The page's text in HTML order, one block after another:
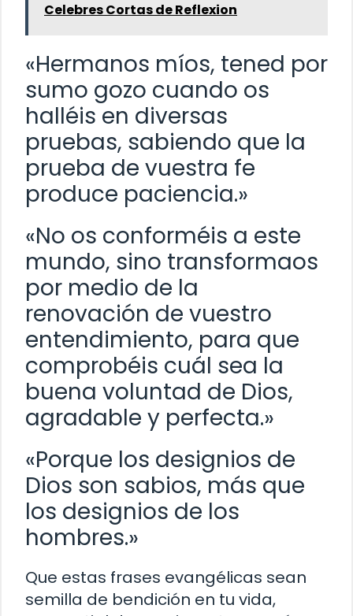
Celebres Cortas de Reflexion
«Hermanos míos, tened por
sumo gozo cuando os
halléis en diversas
pruebas, sabiendo que la
prueba de vuestra fe
produce paciencia.»
«No os conforméis a este
mundo, sino transformaos
por medio de la
renovación de vuestro
entendimiento, para que
comprobéis cuál sea la
buena voluntad de Dios,
agradable y perfecta.»
«Porque los designios de
Dios son sabios, más que
los designios de los
hombres.»
Que estas frases evangélicas sean
semilla de bendición en tu vida,